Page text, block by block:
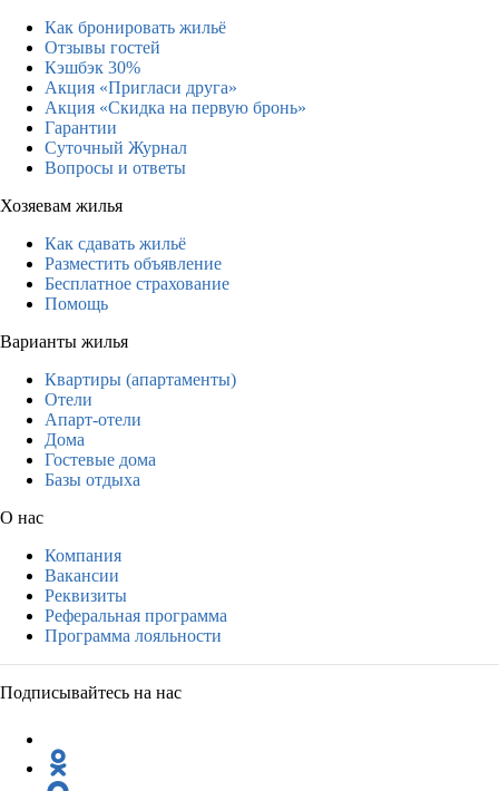
Как бронировать жильё
Отзывы гостей
Кэшбэк 30%
Акция «Пригласи друга»
Акция «Скидка на первую бронь»
Гарантии
Суточный Журнал
Вопросы и ответы
Хозяевам жилья
Как сдавать жильё
Разместить объявление
Бесплатное страхование
Помощь
Варианты жилья
Квартиры (апартаменты)
Отели
Апарт-отели
Дома
Гостевые дома
Базы отдыха
О нас
Компания
Вакансии
Реквизиты
Реферальная программа
Программа лояльности
Подписывайтесь на нас